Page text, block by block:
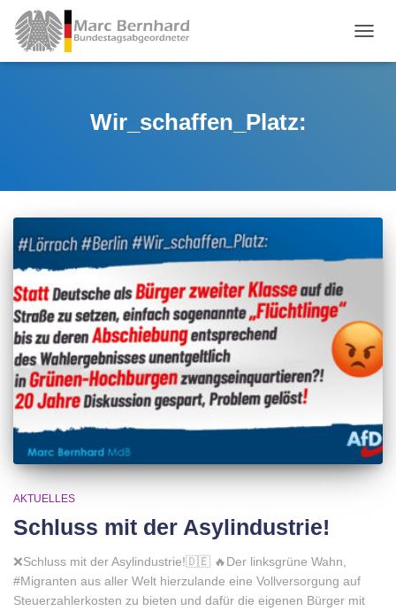
Wir_schaffen_Platz:
AKTUELLES
Schluss mit der Asylindustrie!
❌Schluss mit der Asylindustrie!🇩🇪 🔥Der linksgrüne Wahn,
#Migranten aus aller Welt hierzulande eine Vollversorgung auf
Steuerzahlerkosten zu bieten und dafür die eigenen Bürger mit